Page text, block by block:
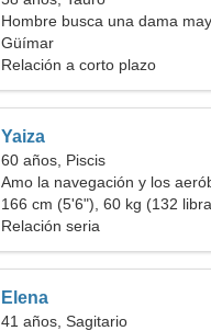
Hombre busca una dama
Güímar
Relación a corto plazo
Yaiza
60 años, Piscis
Amo la navegación y los
166 cm (5'6"), 60 kg (132
Relación seria
Elena
41 años, Sagitario